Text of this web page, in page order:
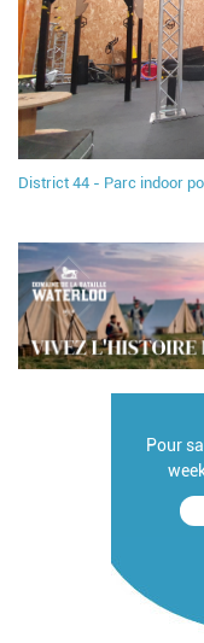
District 44 - Parc indoor
Pour